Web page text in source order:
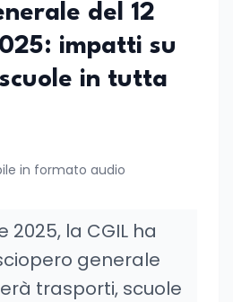
del 12
impatti su
in tutta
in formato audio
2025, la CGIL ha
generale
trasporti, scuole